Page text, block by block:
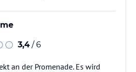
zum Teil…
3,4 / 6
an der Promenade. Es wird